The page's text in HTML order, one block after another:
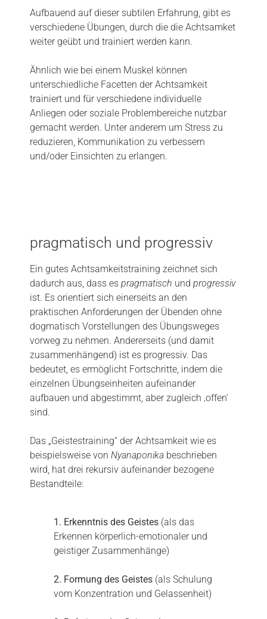
Aufbauend auf dieser subtilen Erfahrung, gibt es
verschiedene Übungen, durch die die Achtsamket
weiter geübt und trainiert werden kann.
Ähnlich wie bei einem Muskel können
unterschiedliche Facetten der Achtsamkeit
trainiert und für verschiedene individuelle
Anliegen oder soziale Problembereiche nutzbar
gemacht werden. Unter anderem um Stress zu
reduzieren, Kommunikation zu verbessern
und/oder Einsichten zu erlangen.
pragmatisch und progressiv
Ein gutes Achtsamkeitstraining zeichnet sich
dadurch aus, dass es pragmatisch und progressiv
ist. Es orientiert sich einerseits an den
praktischen Anforderungen der Übenden ohne
dogmatisch Vorstellungen des Übungsweges
vorweg zu nehmen. Andererseits (und damit
zusammenhängend) ist es progressiv. Das
bedeutet, es ermöglicht Fortschritte, indem die
einzelnen Übungseinheiten aufeinander
aufbauen und abgestimmt, aber zugleich ‚offen‘
sind.
Das „Geistestraining“ der Achtsamkeit wie es
beispielsweise von Nyanaponika beschrieben
wird, hat drei rekursiv aufeinander bezogene
Bestandteile:
1. Erkenntnis des Geistes (als das
Erkennen körperlich-emotionaler und
geistiger Zusammenhänge)
2. Formung des Geistes (als Schulung
vom Konzentration und Gelassenheit)